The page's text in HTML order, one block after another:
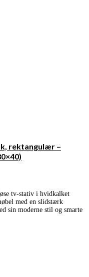
rektangulær –
tv-stativ i hvidkalket
med en slidstærk
sin moderne stil og smarte